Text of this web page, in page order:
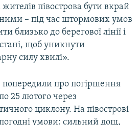
півострова бути вкрай
– під час штормових умов
близько до берегової лінії і
щоб уникнути
силу хвилі».
про погіршення
25 лютого через
циклону. На півострові
умови: сильний дощ,